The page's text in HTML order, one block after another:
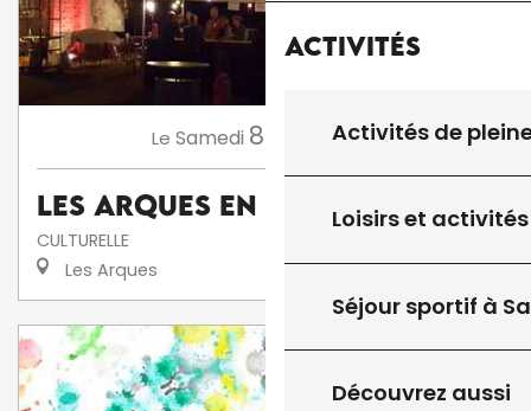
Activités
Activités de
Loisirs et activités
Séjour sportif à
Découvrez aussi
Le Samedi 8 à 18:00
Les Arques en fête
CULTURELLE
Les Arques